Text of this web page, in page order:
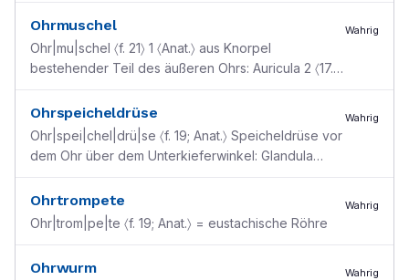
Ohrmuschel
Ohr|mu|schel 〈f. 21〉 1 〈Anat.〉 aus Knorpel
bestehender Teil des äußeren Ohrs: Auricula 2 〈17.
Wahrig
Ohrspeicheldrüse
Ohr|spei|chel|drü|se 〈f. 19; Anat.〉 Speicheldrüse vor
dem Ohr über dem Unterkieferwinkel: Glandula
Wahrig
Ohrtrompete
Ohr|trom|pe|te 〈f. 19; Anat.〉 = eustachische Röhre
Wahrig
Ohrwurm Wahrig